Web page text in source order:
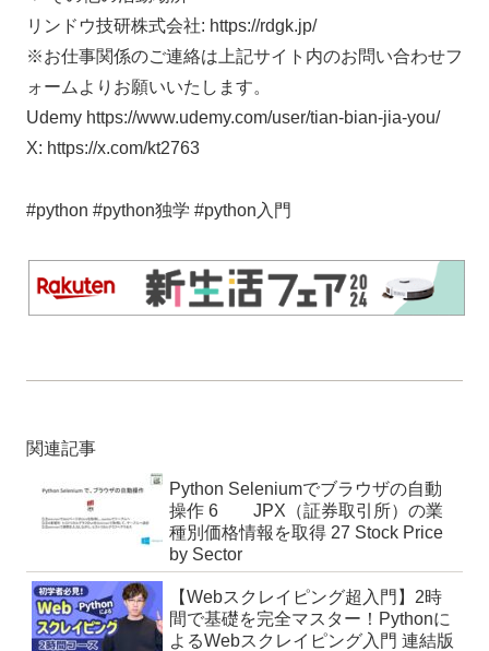
リンドウ技研株式会社: https://rdgk.jp/
※お仕事関係のご連絡は上記サイト内のお問い合わせフ
ォームよりお願いいたします。
Udemy https://www.udemy.com/user/tian-bian-jia-you/
X: https://x.com/kt2763
#python #python独学 #python入門
関連記事
Python Seleniumでブラウザの自動
操作 6 JPX（証券取引所）の業
種別価格情報を取得 27 Stock Price
by Sector
【Webスクレイピング超入門】2時
間で基礎を完全マスター！Pythonに
よるWebスクレイピング入門 連結版